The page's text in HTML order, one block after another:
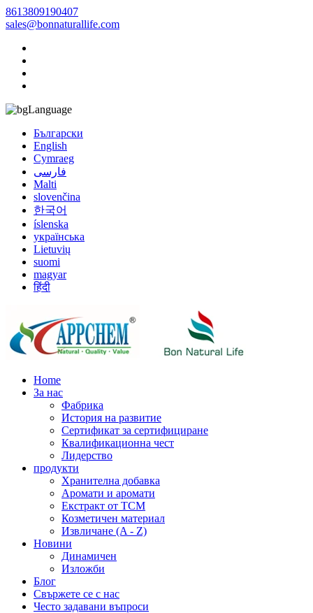
8613809190407
sales@bonnaturallife.com
Language
Български
English
Cymraeg
فارسی
Malti
slovenčina
한국어
íslenska
українська
Lietuvių
suomi
magyar
हिंदी
Home
За нас
Фабрика
История на развитие
Сертификат за сертифициране
Квалификационна чест
Лидерство
продукти
Хранителна добавка
Аромати и аромати
Екстракт от TCM
Козметичен материал
Извличане (A - Z)
Новини
Динамичен
Изложби
Блог
Свържете се с нас
Често задавани въпроси